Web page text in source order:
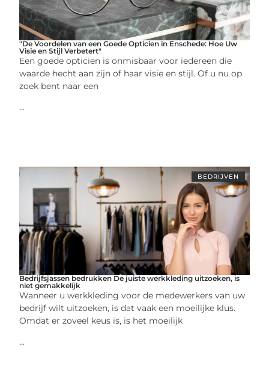
"De Voordelen van een Goede Opticien in Enschede: Hoe Uw
Visie en Stijl Verbetert"
Een goede opticien is onmisbaar voor iedereen die
waarde hecht aan zijn of haar visie en stijl. Of u nu op
zoek bent naar een
...
BEDRIJVEN
Bedrijfsjassen bedrukken De juiste werkkleding uitzoeken, is
niet gemakkelijk
Wanneer u werkkleding voor de medewerkers van uw
bedrijf wilt uitzoeken, is dat vaak een moeilijke klus.
Omdat er zoveel keus is, is het moeilijk
...